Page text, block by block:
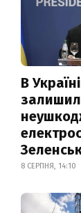
В
8 СЕРПНЯ, 14:10